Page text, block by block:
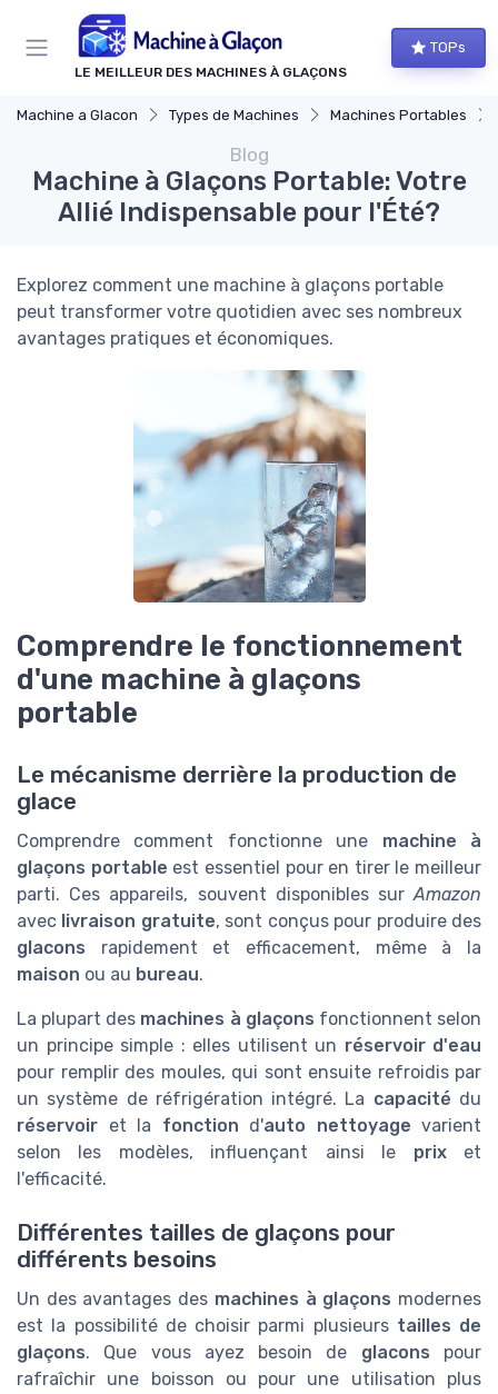
LE MEILLEUR DES MACHINES À GLAÇONS
TOPs
Machine a Glacon Types de Machines Machines Portables
Blog
Machine à Glaçons Portable: Votre
Allié Indispensable pour l'Été?
Explorez comment une machine à glaçons portable
peut transformer votre quotidien avec ses nombreux
avantages pratiques et économiques.
Comprendre le fonctionnement
d'une machine à glaçons
portable
Le mécanisme derrière la production de
glace
Comprendre comment fonctionne une machine à
glaçons portable est essentiel pour en tirer le meilleur
parti. Ces appareils, souvent disponibles surAmazon
avec livraison gratuite, sont conçus pour produire des
glacons rapidement et efficacement, même à la
maison ou au bureau.
La plupart des machines à glaçons fonctionnent selon
un principe simple : elles utilisent un réservoir d'eau
pour remplir des moules, qui sont ensuite refroidis par
un système de réfrigération intégré. La capacité du
réservoir et la fonction d'auto nettoyage varient
selon les modèles, influençant ainsi le prixet
l'efficacité.
Différentes tailles de glaçons pour
différents besoins
Un des avantages des machines à glaçons modernes
est la possibilité de choisir parmi plusieurs tailles de
glaçons. Que vous ayez besoin de glacons pour
rafraîchir une boisson ou pour une utilisation plus
Panneau de gestion des cookies